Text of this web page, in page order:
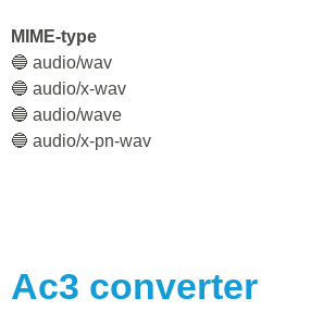
MIME-type
🔵 audio/wav
🔵 audio/x-wav
🔵 audio/wave
🔵 audio/x-pn-wav
Ac3 converter